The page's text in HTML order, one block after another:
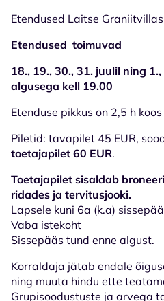
Etendused Laitse
Etendused toimuvad
18., 19., 30., 31. juulil ning
algusega kell 19.00
Etenduse pikkus on 2,5 h
Piletid: tavapilet 45 EUR,
toetajapilet 60 EUR.
Toetajapilet sisaldab
ridades ja tervitusjooki.
Lapsele kuni 6a (k.a)
Vaba istekoht
Sissepääs tund enne algust.
Korraldaja jätab endale
ning muuta hindu ette
Grupisoodustuste ja arvega